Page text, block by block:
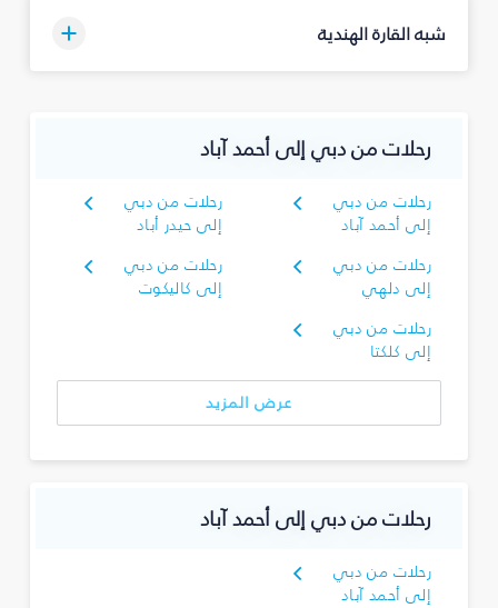
شبه القارة الهندية
رحلات من دبي إلى أحمد آباد
رحلات من دبي
إلى أحمد آباد
رحلات من دبي
إلى حيدر أباد
رحلات من دبي
إلى دلهي
رحلات من دبي
إلى كاليكوت
رحلات من دبي
إلى كلكتا
عرض المزيد
رحلات من دبي إلى أحمد آباد
رحلات من دبي
إلى أحمد آباد